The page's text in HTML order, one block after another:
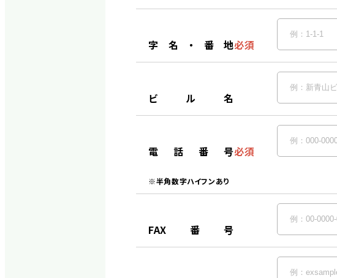
字名・番地必須
ビル名
電話番号必須
※半角数字ハイフンあり
FAX番号